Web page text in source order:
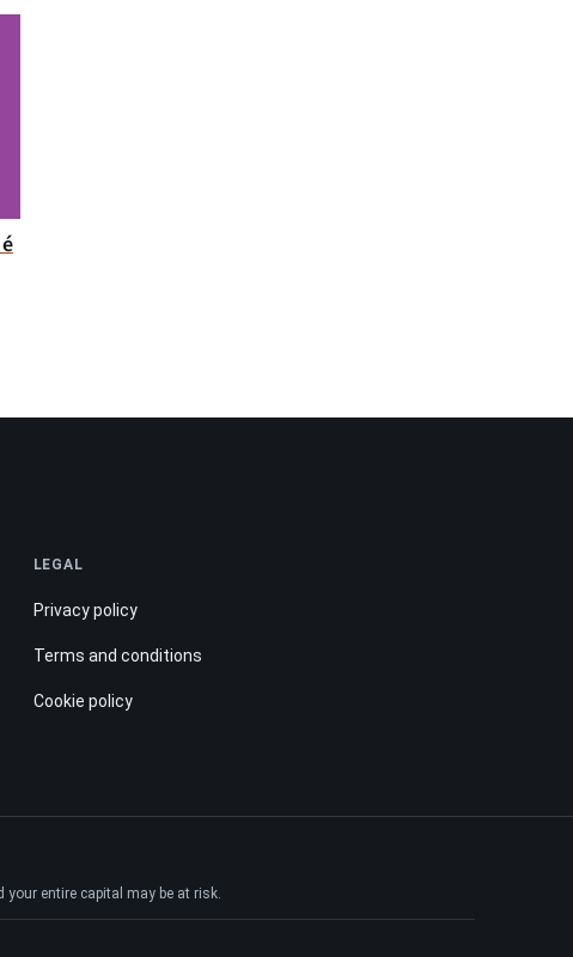
LEGAL
Privacy policy
Terms and conditions
Cookie policy
entire capital may be at risk.